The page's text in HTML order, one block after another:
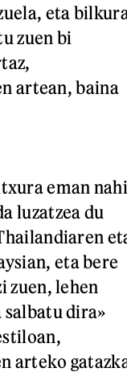
eta
zuen bi
artean, baina
eman
luzatzea du
eta bere
zuen, lehen
dira»
arteko